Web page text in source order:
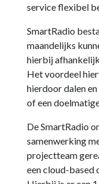
service flexibel
SmartRadio
maandelijks
hierbij
Het voordeel
hierdoor dalen
of een
De SmartRadio
samenwerking
projectteam
een cloud-based